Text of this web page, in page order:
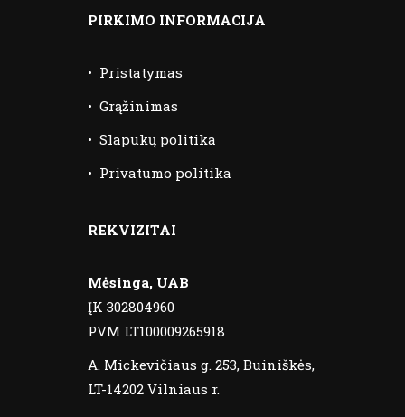
PIRKIMO INFORMACIJA
• Pristatymas
• Grąžinimas
• Slapukų politika
• Privatumo politika
REKVIZITAI
Mėsinga, UAB
ĮK 302804960
PVM LT100009265918
A. Mickevičiaus g. 253, Buiniškės,
LT-14202 Vilniaus r.